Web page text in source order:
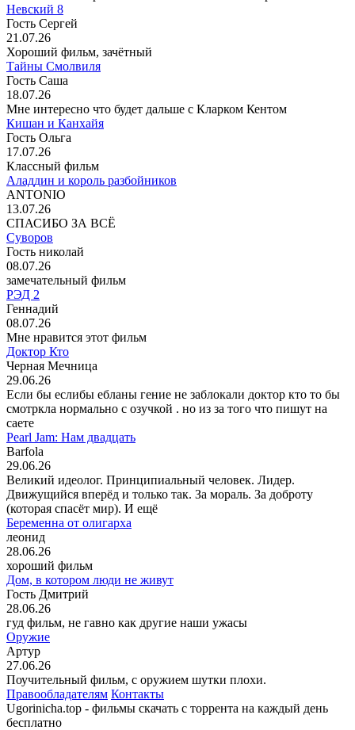
Невский 8
Гость Сергей
21.07.26
Хороший фильм, зачётный
Тайны Смолвиля
Гость Саша
18.07.26
Мне интересно что будет дальше с Кларком Кентом
Кишан и Канхайя
Гость Ольга
17.07.26
Классный фильм
Аладдин и король разбойников
ANTONIO
13.07.26
СПАСИБО ЗА ВСЁ
Суворов
Гость николай
08.07.26
замечательный фильм
РЭД 2
Геннадий
08.07.26
Мне нравится этот фильм
Доктор Кто
Черная Мечница
29.06.26
Если бы еслибы ебланы гение не заблокали доктор кто то бы
смотркла нормально с озучкой . но из за того что пишут на
саете
Pearl Jam: Нам двадцать
Barfola
29.06.26
Великий идеолог. Принципиальный человек. Лидер.
Движущийся вперёд и только так. За мораль. За доброту
(которая спасёт мир). И ещё
Беременна от олигарха
леонид
28.06.26
хороший фильм
Дом, в котором люди не живут
Гость Дмитрий
28.06.26
гуд фильм, не гавно как другие наши ужасы
Оружие
Артур
27.06.26
Поучительный фильм, с оружием шутки плохи.
Правообладателям Контакты
Ugorinicha.top - фильмы скачать с торрента на каждый день
бесплатно